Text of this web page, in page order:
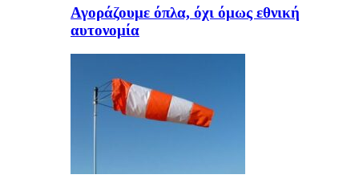
Αγοράζουμε όπλα, όχι όμως εθνική
αυτονομία